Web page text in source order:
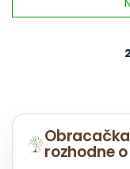
rozhodne